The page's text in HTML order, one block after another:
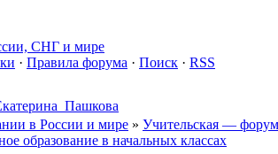
СНГ и мире
· Правила форума · Поиск · RSS
в России и мире » Учительская — форум
образование в начальных классах